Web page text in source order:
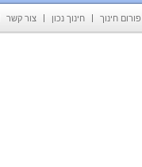
פורום חינוך חינוך נכון צור קשר